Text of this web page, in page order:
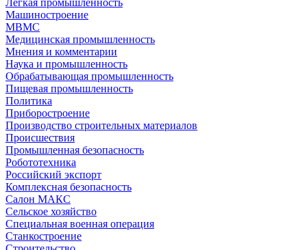
Машиностроение
МВМС
Медицинская промышленность
Мнения и комментарии
Наука и промышленность
Обрабатывающая промышленность
Пищевая промышленность
Политика
Приборостроение
Производство строительных материалов
Происшествия
Промышленная безопасность
Робототехника
Российский экспорт
Комплексная безопасность
Салон МАКС
Сельское хозяйство
Специальная военная операция
Станкостроение